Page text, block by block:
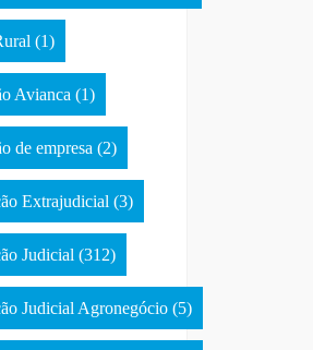
(1)
Avianca (1)
de empresa (2)
Extrajudicial (3)
Judicial (312)
Judicial Agronegócio (5)